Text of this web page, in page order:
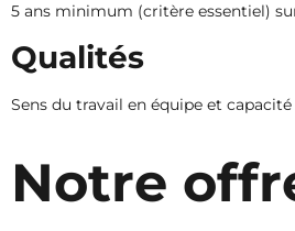
5 ans minimum (critère essentiel)
Qualités
Sens du travail en équipe et
Notre